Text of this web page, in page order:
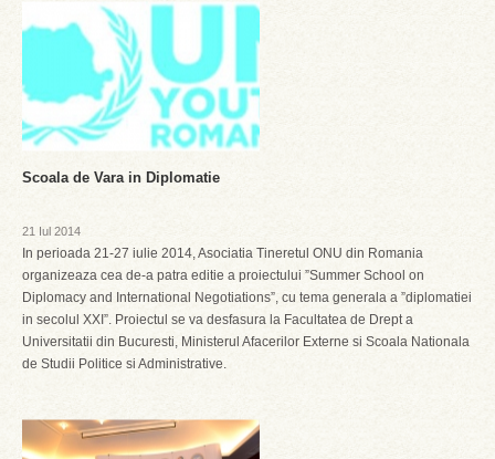
Scoala de Vara in Diplomatie
21 Iul 2014
In perioada 21-27 iulie 2014, Asociatia Tineretul ONU din Romania
organizeaza cea de-a patra editie a proiectului ”Summer School on
Diplomacy and International Negotiations”, cu tema generala a ”diplomatiei
in secolul XXI”. Proiectul se va desfasura la Facultatea de Drept a
Universitatii din Bucuresti, Ministerul Afacerilor Externe si Scoala Nationala
de Studii Politice si Administrative.